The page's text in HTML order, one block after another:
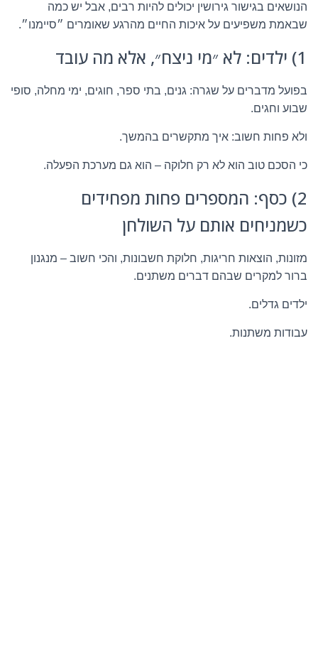
הנושאים בגישור גירושין יכולים להיות רבים, אבל יש כמה
שבאמת משפיעים על איכות החיים מהרגע שאומרים ״סיימנו״.
1) ילדים: לא ״מי ניצח״, אלא מה עובד
בפועל מדברים על שגרה: גנים, בתי ספר, חוגים, ימי מחלה, סופי
שבוע וחגים.
ולא פחות חשוב: איך מתקשרים בהמשך.
כי הסכם טוב הוא לא רק חלוקה – הוא גם מערכת הפעלה.
2) כסף: המספרים פחות מפחידים
כשמניחים אותם על השולחן
מזונות, הוצאות חריגות, חלוקת חשבונות, והכי חשוב – מנגנון
ברור למקרים שבהם דברים משתנים.
ילדים גדלים.
עבודות משתנות.